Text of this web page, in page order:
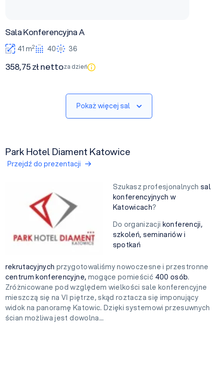
Sala Konferencyjna A
41 m2 40 36
358,75 zł nettoza dzień
Pokaż więcej sal
Park Hotel Diament Katowice
Przejdź do prezentacji
Szukasz profesjonalnych sal
konferencyjnych w
Katowicach?
Do organizacji konferencji,
szkoleń, seminariów i
spotkań
rekrutacyjnych przygotowaliśmy nowoczesne i przestronne
centrum konferencyjne, mogące pomieścić 400 osób.
Zróżnicowane pod względem wielkości sale konferencyjne
mieszczą się na VI piętrze, skąd roztacza się imponujący
widok na panoramę Katowic. Dzięki systemowi przesuwnych
ścian możliwa jest dowolna...